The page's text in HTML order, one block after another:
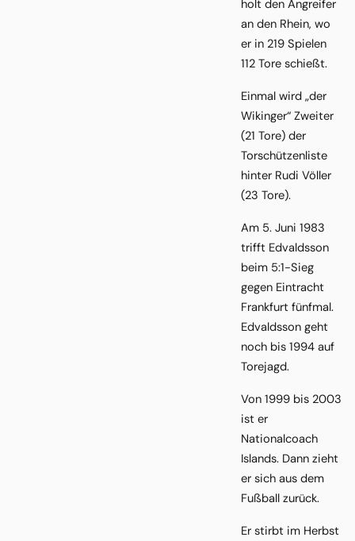
holt den Angreifer
an den Rhein, wo
er in 219 Spielen
112 Tore schießt.
Einmal wird „der
Wikinger“ Zweiter
(21 Tore) der
Torschützenliste
hinter Rudi Völler
(23 Tore).
Am 5. Juni 1983
trifft Edvaldsson
beim 5:1-Sieg
gegen Eintracht
Frankfurt fünfmal.
Edvaldsson geht
noch bis 1994 auf
Torejagd.
Von 1999 bis 2003
ist er
Nationalcoach
Islands. Dann zieht
er sich aus dem
Fußball zurück.
Er stirbt im Herbst